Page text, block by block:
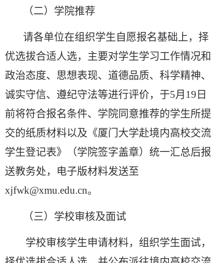
（二）学院推荐
请各单位在组织学生自愿报名基础上，择
优选拔合适人选， 主要对学生学习工作情况和
政治态度、思想表现、道德品质、科学精神、
诚实守信、遵纪守法等进行评价， 于5月 19 日
前将符合报名条件、 学院同意推荐的学生所提
交的纸质材料以及《厦门大学赴境内高校交流
学生登记表》（学院签字盖章）统一汇总后报
送教务处，电子版材料发送至
xjfwk@xmu.edu.cn。
（三）学校审核及面试
学校审核学生申请材料，组织学生面试，